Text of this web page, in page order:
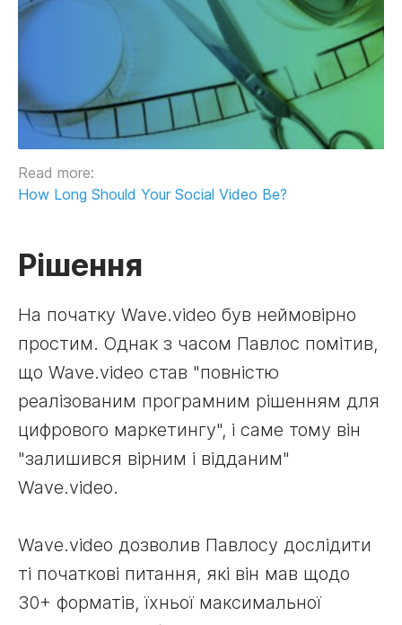
Read more:
How Long Should Your Social Video Be?
Рішення
На початку Wave.video був неймовірно
простим. Однак з часом Павлос помітив,
що Wave.video став "повністю
реалізованим програмним рішенням для
цифрового маркетингу", і саме тому він
"залишився вірним і відданим"
Wave.video.
Wave.video дозволив Павлосу дослідити
ті початкові питання, які він мав щодо
30+ форматів, їхньої максимальної